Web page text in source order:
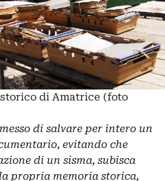
di Amatrice (foto
di salvare per intero un
evitando che
di un sisma, subisca
propria memoria storica,